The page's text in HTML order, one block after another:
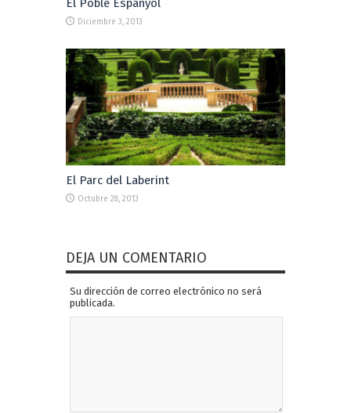
El Poble Espanyol
Diciembre 3, 2013
El Parc del Laberint
Octubre 28, 2013
DEJA UN COMENTARIO
Su dirección de correo electrónico no será
publicada.